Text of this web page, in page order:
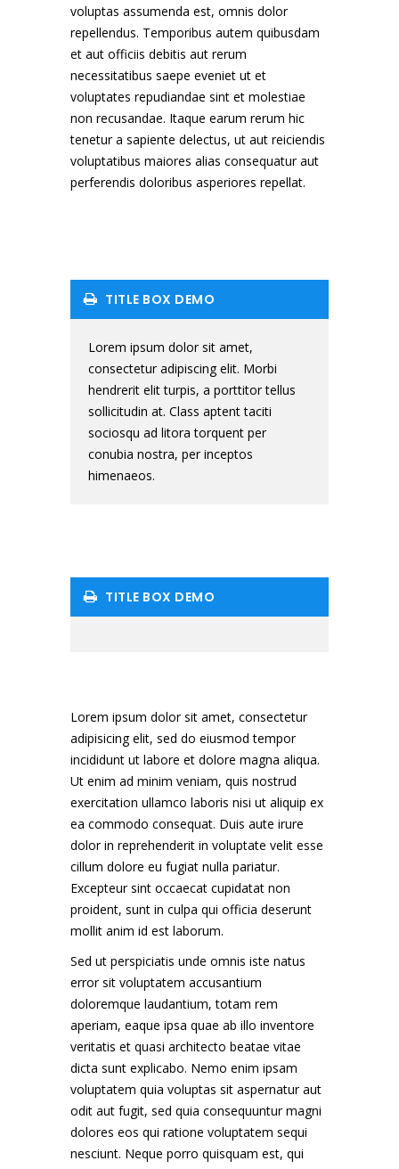
voluptas assumenda est, omnis dolor
repellendus. Temporibus autem quibusdam
et aut officiis debitis aut rerum
necessitatibus saepe eveniet ut et
voluptates repudiandae sint et molestiae
non recusandae. Itaque earum rerum hic
tenetur a sapiente delectus, ut aut reiciendis
voluptatibus maiores alias consequatur aut
perferendis doloribus asperiores repellat.
TITLE BOX DEMO
Lorem ipsum dolor sit amet,
consectetur adipiscing elit. Morbi
hendrerit elit turpis, a porttitor tellus
sollicitudin at. Class aptent taciti
sociosqu ad litora torquent per
conubia nostra, per inceptos
himenaeos.
TITLE BOX DEMO
Lorem ipsum dolor sit amet, consectetur
adipisicing elit, sed do eiusmod tempor
incididunt ut labore et dolore magna aliqua.
Ut enim ad minim veniam, quis nostrud
exercitation ullamco laboris nisi ut aliquip ex
ea commodo consequat. Duis aute irure
dolor in reprehenderit in voluptate velit esse
cillum dolore eu fugiat nulla pariatur.
Excepteur sint occaecat cupidatat non
proident, sunt in culpa qui officia deserunt
mollit anim id est laborum.
Sed ut perspiciatis unde omnis iste natus
error sit voluptatem accusantium
doloremque laudantium, totam rem
aperiam, eaque ipsa quae ab illo inventore
veritatis et quasi architecto beatae vitae
dicta sunt explicabo. Nemo enim ipsam
voluptatem quia voluptas sit aspernatur aut
odit aut fugit, sed quia consequuntur magni
dolores eos qui ratione voluptatem sequi
nesciunt. Neque porro quisquam est, qui